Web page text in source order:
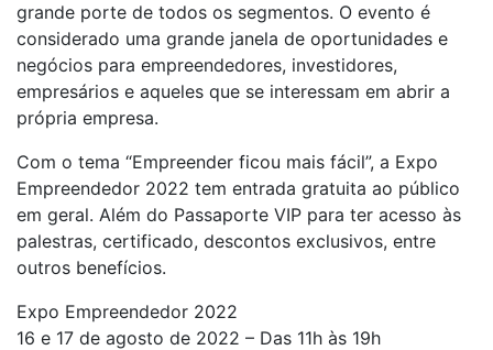
grande porte de todos os segmentos. O evento é
considerado uma grande janela de oportunidades e
negócios para empreendedores, investidores,
empresários e aqueles que se interessam em abrir a
própria empresa.
Com o tema “Empreender ficou mais fácil”, a Expo
Empreendedor 2022 tem entrada gratuita ao público
em geral. Além do Passaporte VIP para ter acesso às
palestras, certificado, descontos exclusivos, entre
outros benefícios.
Expo Empreendedor 2022
16 e 17 de agosto de 2022 – Das 11h às 19h